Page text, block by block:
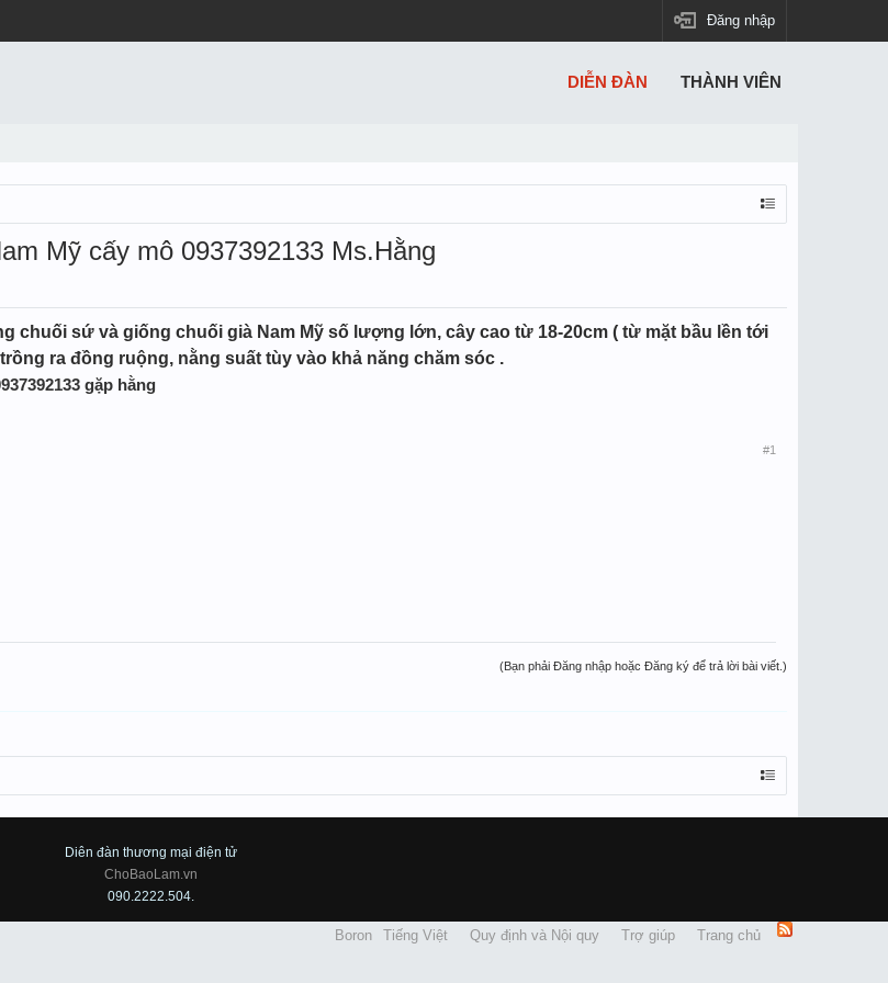
Đăng nhập
Mỹ cấy mô 0937392133 Ms.Hằng
chuối sứ và giống chuối già Nam Mỹ số lượng lớn, cây cao từ 18-20cm ( từ mặt bầu lền tới
ra đồng ruộng, nằng suất tùy vào khả năng chăm sóc .
gặp hằng
#1
(Bạn phải Đăng nhập hoặc Đăng ký để trả lời bài viết.)
DIỄN ĐÀN THÀNH VIÊN
Diên đàn thương mại điện tử
ChoBaoLam.vn
090.2222.504.
Boron Tiếng Việt Quy định và Nội quy Trợ giúp Trang chủ